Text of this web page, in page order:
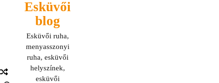
Esküvői
blog
Esküvői ruha,
menyasszonyi
ruha, esküvői
helyszínek,
esküvői